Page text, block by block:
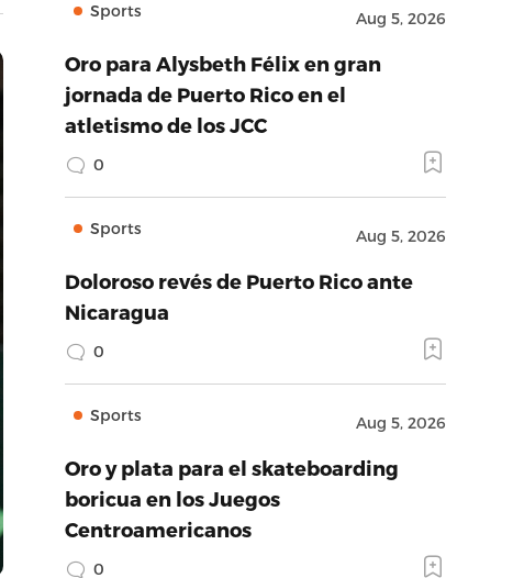
Sports Aug 5, 2026
Oro para Alysbeth Félix en gran
jornada de Puerto Rico en el
atletismo de los JCC
0
Sports Aug 5, 2026
Doloroso revés de Puerto Rico ante
Nicaragua
0
Sports Aug 5, 2026
Oro y plata para el skateboarding
boricua en los Juegos
Centroamericanos
0